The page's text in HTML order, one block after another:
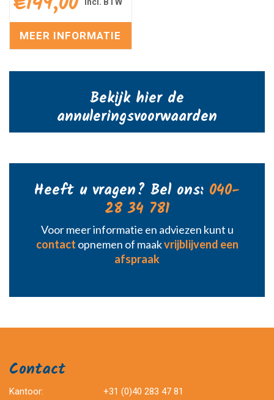
MEER INFORMATIE
Bekijk hier de
annuleringsvoorwaarden
Heeft u vragen? Bel ons: 040-
28 34 781
Voor meer informatie en adviezen kunt u
contact opnemen of maakvrijblijvend een
afspraak
Contact
Kantoor:
+31 (0)40 283 47 81